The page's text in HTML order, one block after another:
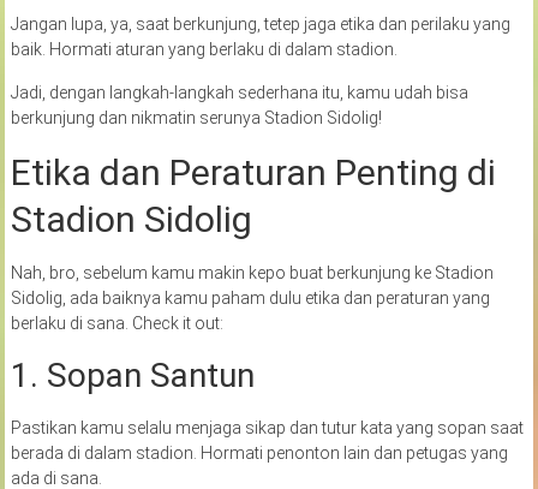
Jangan lupa, ya, saat berkunjung, tetep jaga etika dan perilaku yang
baik. Hormati aturan yang berlaku di dalam stadion.
Jadi, dengan langkah-langkah sederhana itu, kamu udah bisa
berkunjung dan nikmatin serunya Stadion Sidolig!
Etika dan Peraturan Penting di
Stadion Sidolig
Nah, bro, sebelum kamu makin kepo buat berkunjung ke Stadion
Sidolig, ada baiknya kamu paham dulu etika dan peraturan yang
berlaku di sana. Check it out:
1. Sopan Santun
Pastikan kamu selalu menjaga sikap dan tutur kata yang sopan saat
berada di dalam stadion. Hormati penonton lain dan petugas yang
ada di sana.